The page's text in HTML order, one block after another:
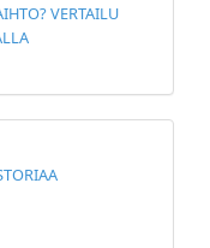
VERTAILU